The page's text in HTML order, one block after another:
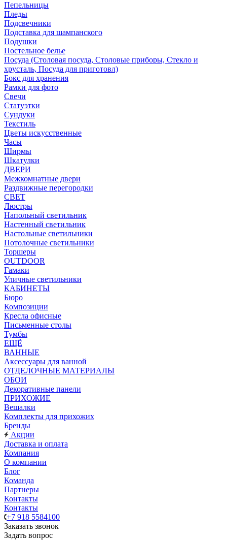
Пепельницы
Пледы
Подсвечники
Подставка для шампанского
Подушки
Постельное белье
Посуда (Столовая посуда, Столовые приборы, Стекло и
хрусталь, Посуда для приготовл)
Бокс для хранения
Рамки для фото
Свечи
Статуэтки
Сундуки
Текстиль
Цветы искусственные
Часы
Ширмы
Шкатулки
ДВЕРИ
Межкомнатные двери
Раздвижные перегородки
СВЕТ
Люстры
Напольный светильник
Настенный светильник
Настольные светильники
Потолочные светильники
Торшеры
OUTDOOR
Гамаки
Уличные светильники
КАБИНЕТЫ
Бюро
Композиции
Кресла офисные
Письменные столы
Тумбы
ЕЩЁ
ВАННЫЕ
Аксессуары для ванной
ОТДЕЛОЧНЫЕ МАТЕРИАЛЫ
ОБОИ
Декоративные панели
ПРИХОЖИЕ
Вешалки
Комплекты для прихожих
Бренды
Акции
Доставка и оплата
Компания
О компании
Блог
Команда
Партнеры
Контакты
Контакты
+7 918 5584100
Заказать звонок
Задать вопрос